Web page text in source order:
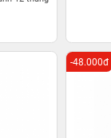
-48.000đ